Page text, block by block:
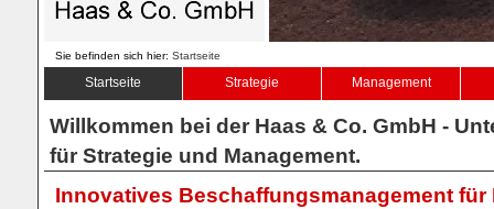
Sie befinden sich hier: Startseite
Startseite Strategie Management
Willkommen bei der Haas & Co. GmbH -
für Strategie und Management.
Innovatives Beschaffungsmanagement für